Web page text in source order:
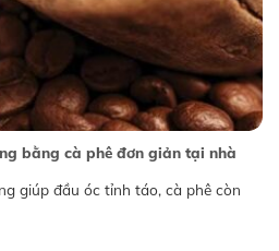
bằng cà phê đơn giản tại nhà
giúp đầu óc tỉnh táo, cà phê còn